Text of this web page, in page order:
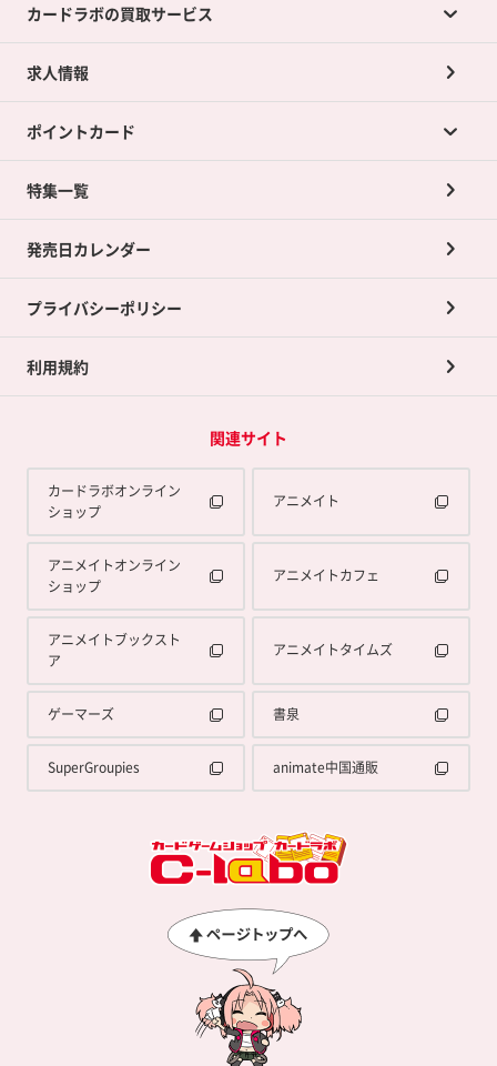
カードラボの買取サービス
カードラボの買取サービスTOP
店舗買取について
ネット買取について
買取承諾書について
求人情報
ポイントカード
ポイントカードTOP
ポイント交換景品
特集一覧
発売日カレンダー
プライバシーポリシー
利用規約
関連サイト
カードラボオンライン
ショップ
アニメイト
アニメイトオンライン
ショップ
アニメイトカフェ
アニメイトブックスト
ア
アニメイトタイムズ
ゲーマーズ 書泉
SuperGroupies animate中国通販